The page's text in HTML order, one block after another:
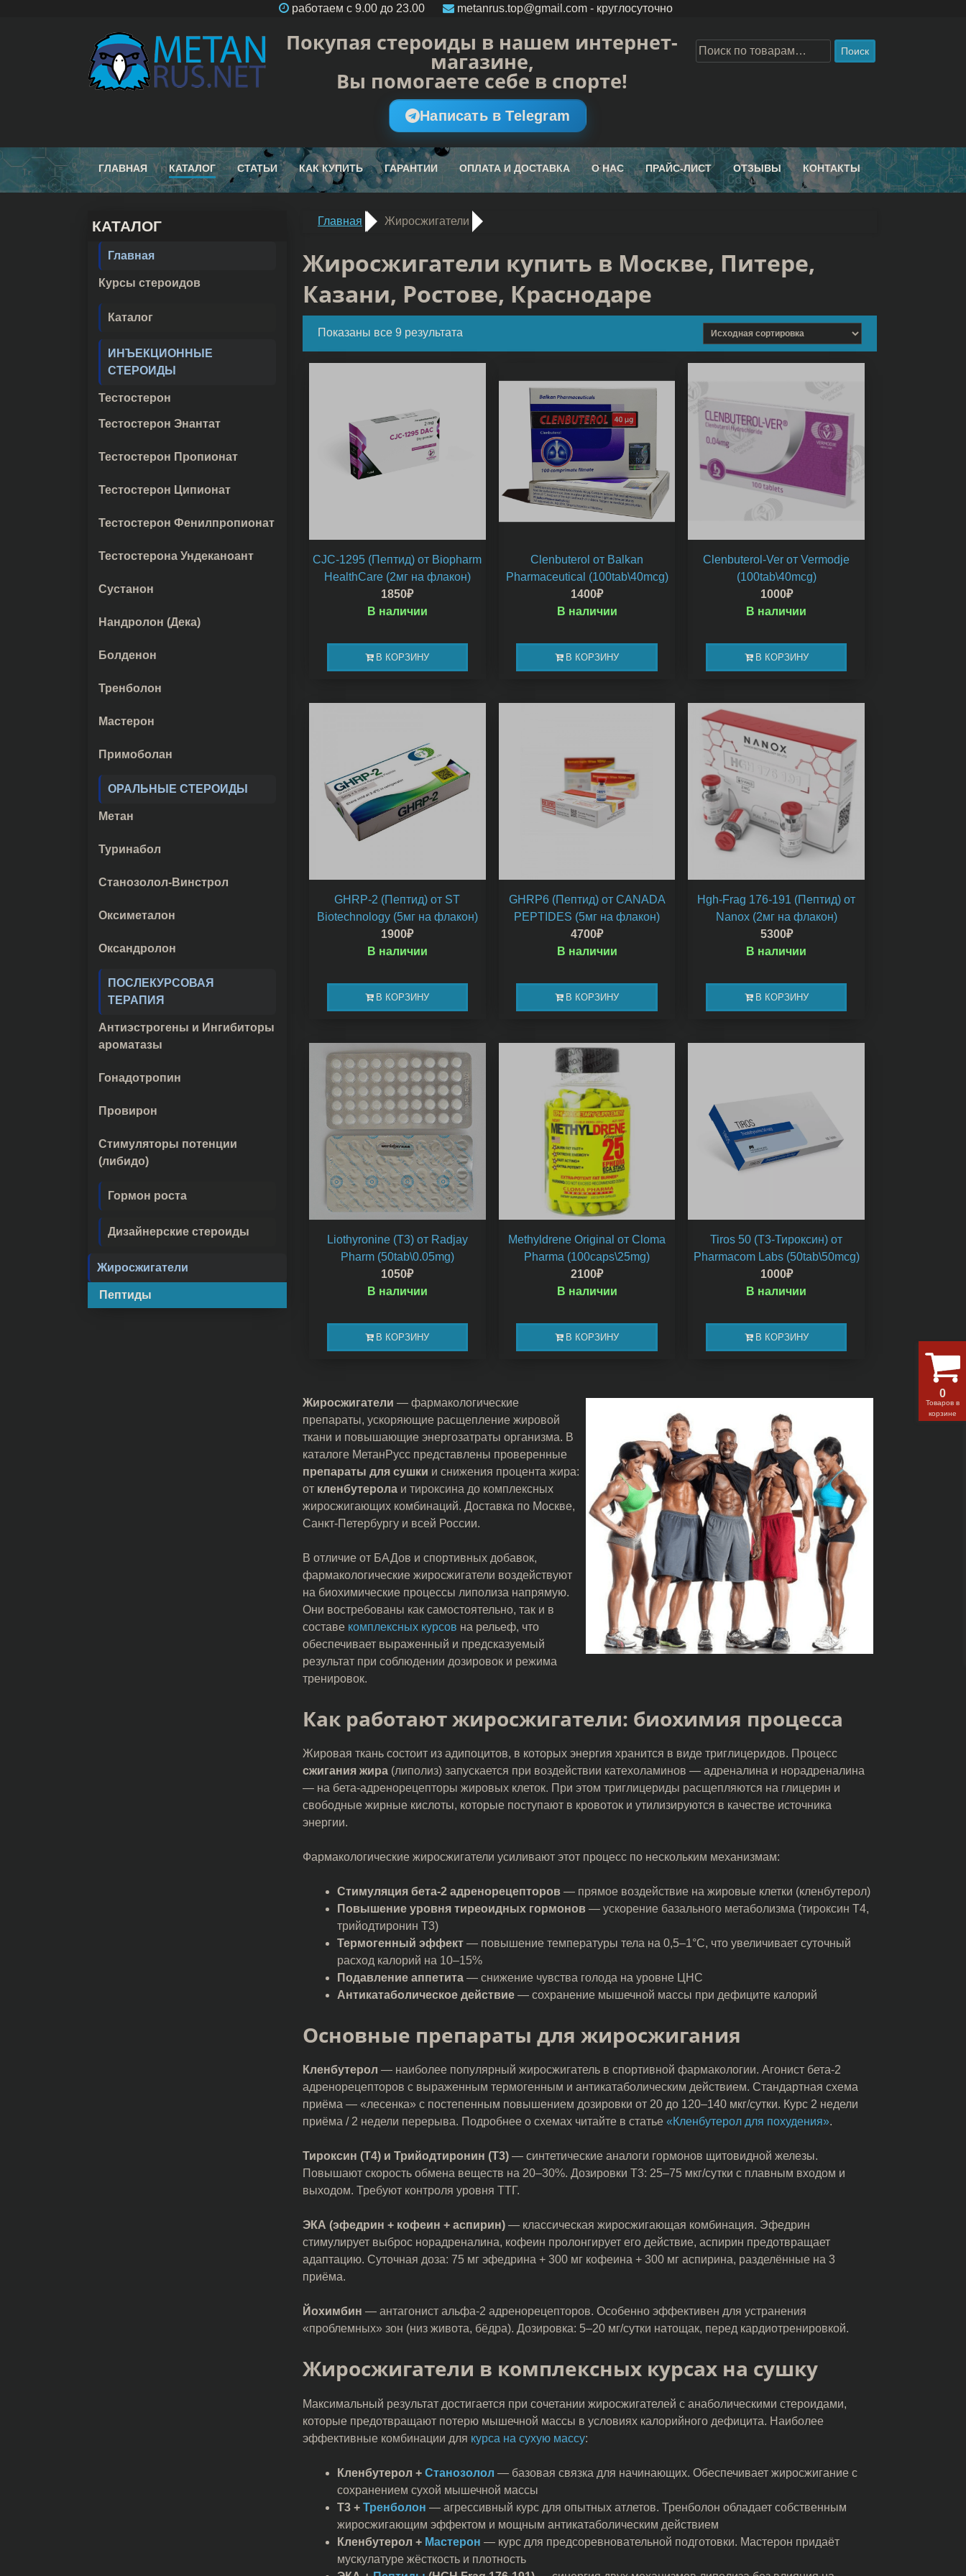
работаем c 9.00 до 23.00 metanrus.top@gmail.com- круглосуточно
Покупая стероиды в нашем интернет-
магазине,
Вы помогаете себе в спорте!
Написать в Telegram
Поиск
ГЛАВНАЯ КАТАЛОГ СТАТЬИ КАК КУПИТЬ ГАРАНТИИ ОПЛАТА И ДОСТАВКА О НАС ПРАЙС-ЛИСТ ОТЗЫВЫ КОНТАКТЫ
КАТАЛОГ
Главная
Курсы стероидов
Каталог
ИНЪЕКЦИОННЫЕ
СТЕРОИДЫ
Тестостерон
Тестостерон Энантат
Тестостерон Пропионат
Тестостерон Ципионат
Тестостерон Фенилпропионат
Тестостерона Ундеканоант
Сустанон
Нандролон (Дека)
Болденон
Тренболон
Мастерон
Примоболан
ОРАЛЬНЫЕ СТЕРОИДЫ
Метан
Туринабол
Станозолол-Винстрол
Оксиметалон
Оксандролон
ПОСЛЕКУРСОВАЯ
ТЕРАПИЯ
Антиэстрогены и Ингибиторы
ароматазы
Гонадотропин
Провирон
Стимуляторы потенции
(либидо)
Гормон роста
Дизайнерские стероиды
Жиросжигатели
Пептиды
Главная Жиросжигатели
Жиросжигатели купить в Москве, Питере,
Казани, Ростове, Краснодаре
Показаны все 9 результата
CJC-1295 (Пептид) от Biopharm
HealthCare (2мг на флакон)
1850₽
В КОРЗИНУ
В наличии
Clenbuterol от Balkan
Pharmaceutical (100tab\40mcg)
1400₽
В КОРЗИНУ
В наличии
Clenbuterol-Ver от Vermodje
(100tab\40mcg)
1000₽
В КОРЗИНУ
В наличии
GHRP-2 (Пептид) от ST
Biotechnology (5мг на флакон)
1900₽
В КОРЗИНУ
В наличии
GHRP6 (Пептид) от CANADA
PEPTIDES (5мг на флакон)
4700₽
В КОРЗИНУ
В наличии
Hgh-Frag 176-191 (Пептид) от
Nanox (2мг на флакон)
5300₽
В КОРЗИНУ
В наличии
Liothyronine (Т3) от Radjay
Pharm (50tab\0.05mg)
1050₽
В КОРЗИНУ
В наличии
Methyldrene Original от Cloma
Pharma (100caps\25mg)
2100₽
В КОРЗИНУ
В наличии
Tiros 50 (Т3-Тироксин) от
Pharmacom Labs (50tab\50mcg)
1000₽
В КОРЗИНУ
В наличии
Жиросжигатели — фармакологические
препараты, ускоряющие расщепление жировой
ткани и повышающие энергозатраты организма. В
каталоге МетанРусс представлены проверенные
препараты для сушки и снижения процента жира:
от кленбутерола и тироксина до комплексных
жиросжигающих комбинаций. Доставка по Москве,
Санкт-Петербургу и всей России.
В отличие от БАДов и спортивных добавок,
фармакологические жиросжигатели воздействуют
на биохимические процессы липолиза напрямую.
Они востребованы как самостоятельно, так и в
составе комплексных курсов на рельеф, что
обеспечивает выраженный и предсказуемый
результат при соблюдении дозировок и режима
тренировок.
Как работают жиросжигатели: биохимия процесса
Жировая ткань состоит из адипоцитов, в которых энергия хранится в виде триглицеридов. Процесс
сжигания жира (липолиз) запускается при воздействии катехоламинов — адреналина и норадреналина
— на бета-адренорецепторы жировых клеток. При этом триглицериды расщепляются на глицерин и
свободные жирные кислоты, которые поступают в кровоток и утилизируются в качестве источника
энергии.
Фармакологические жиросжигатели усиливают этот процесс по нескольким механизмам:
Стимуляция бета-2 адренорецепторов — прямое воздействие на жировые клетки (кленбутерол)
Повышение уровня тиреоидных гормонов — ускорение базального метаболизма (тироксин Т4,
трийодтиронин Т3)
Термогенный эффект — повышение температуры тела на 0,5–1°C, что увеличивает суточный
расход калорий на 10–15%
Подавление аппетита — снижение чувства голода на уровне ЦНС
Антикатаболическое действие — сохранение мышечной массы при дефиците калорий
Основные препараты для жиросжигания
Кленбутерол — наиболее популярный жиросжигатель в спортивной фармакологии. Агонист бета-2
адренорецепторов с выраженным термогенным и антикатаболическим действием. Стандартная схема
приёма — «лесенка» с постепенным повышением дозировки от 20 до 120–140 мкг/сутки. Курс 2 недели
приёма / 2 недели перерыва. Подробнее о схемах читайте в статье «Кленбутерол для похудения».
Тироксин (Т4) и Трийодтиронин (Т3) — синтетические аналоги гормонов щитовидной железы.
Повышают скорость обмена веществ на 20–30%. Дозировки Т3: 25–75 мкг/сутки с плавным входом и
выходом. Требуют контроля уровня ТТГ.
ЭКА (эфедрин + кофеин + аспирин) — классическая жиросжигающая комбинация. Эфедрин
стимулирует выброс норадреналина, кофеин пролонгирует его действие, аспирин предотвращает
адаптацию. Суточная доза: 75 мг эфедрина + 300 мг кофеина + 300 мг аспирина, разделённые на 3
приёма.
Йохимбин — антагонист альфа-2 адренорецепторов. Особенно эффективен для устранения
«проблемных» зон (низ живота, бёдра). Дозировка: 5–20 мг/сутки натощак, перед кардиотренировкой.
Жиросжигатели в комплексных курсах на сушку
Максимальный результат достигается при сочетании жиросжигателей с анаболическими стероидами,
которые предотвращают потерю мышечной массы в условиях калорийного дефицита. Наиболее
эффективные комбинации для курса на сухую массу:
Кленбутерол + Станозолол — базовая связка для начинающих. Обеспечивает жиросжигание с
сохранением сухой мышечной массы
Т3 + Тренболон — агрессивный курс для опытных атлетов. Тренболон обладает собственным
жиросжигающим эффектом и мощным антикатаболическим действием
Кленбутерол + Мастерон — курс для предсоревновательной подготовки. Мастерон придаёт
мускулатуре жёсткость и плотность
0
Товаров в
корзине